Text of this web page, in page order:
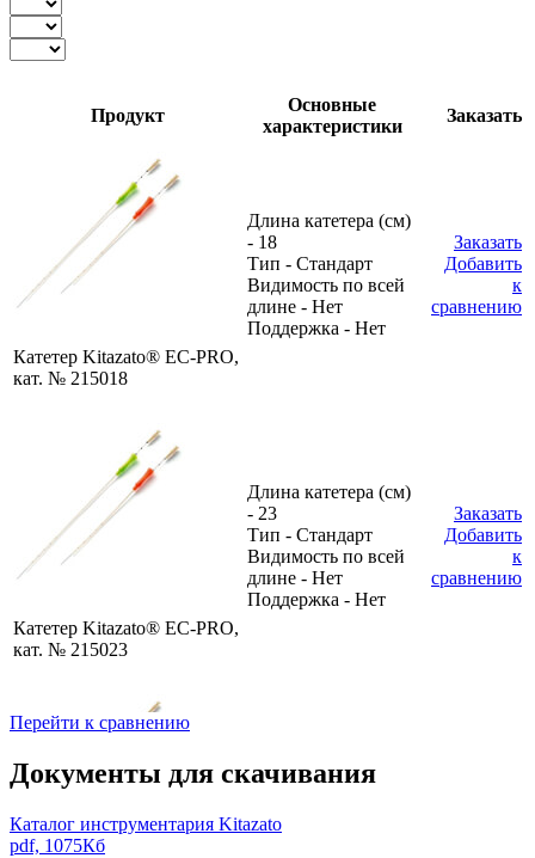
Продукт
Основные
характеристики
Заказать
Катетер Kitazato® EC-PRO,
кат. № 215018
Длина катетера (см)
- 18
Тип - Стандарт
Видимость по всей
длине - Нет
Поддержка - Нет
Заказать
Добавить
к
сравнению
Катетер Kitazato® EC-PRO,
кат. № 215023
Длина катетера (см)
- 23
Тип - Стандарт
Видимость по всей
длине - Нет
Поддержка - Нет
Заказать
Добавить
к
сравнению
- 18
Видимость по всей
Перейти к сравнению
Документы для скачивания
Каталог инструментария Kitazato
pdf, 1075Кб